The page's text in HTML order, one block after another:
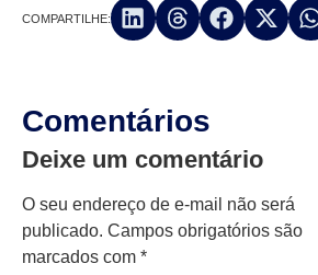
COMPARTILHE:
Comentários
Deixe um comentário
O seu endereço de e-mail não será
publicado. Campos obrigatórios são
marcados com *